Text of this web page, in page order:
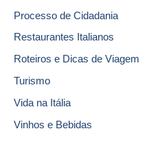
Processo de Cidadania
Restaurantes Italianos
Roteiros e Dicas de Viagem
Turismo
Vida na Itália
Vinhos e Bebidas